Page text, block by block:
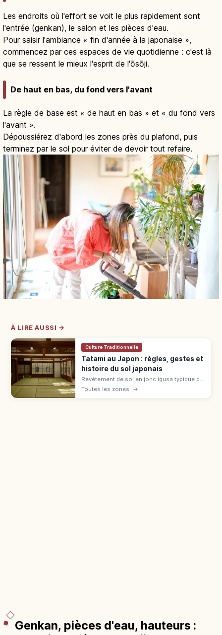
Les endroits où l'effort se voit le plus rapidement sont
l'entrée (genkan), le salon et les pièces d'eau.
Pour saisir l'ambiance « fin d'année à la japonaise »,
commencez par ces espaces de vie quotidienne : c'est là
que se ressent le mieux l'esprit de l'ōsōji.
De haut en bas, du fond vers l'avant
La règle de base est « de haut en bas » et « du fond vers
l'avant ».
Dépoussiérez d'abord les zones près du plafond, puis
terminez par le sol pour éviter de devoir tout refaire.
À LIRE AUSSI →
Culture Traditionnelle
Tatami au Japon : règles, gestes et
histoire du sol japonais
Revêtement de sol en jonc igusa typique du
washitsu, le tatami se généralise à l'époque
Toutes les zones →
Genkan, pièces d'eau, hauteurs :